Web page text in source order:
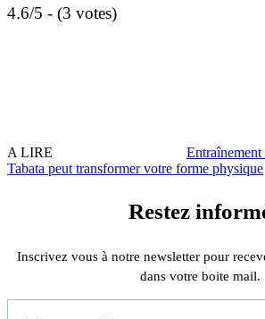
4.6/5 - (3 votes)
A LIRE
Tabata peut transformer votre forme physique
Restez
Inscrivez vous à notre newsletter pour
dans votre boite mail.